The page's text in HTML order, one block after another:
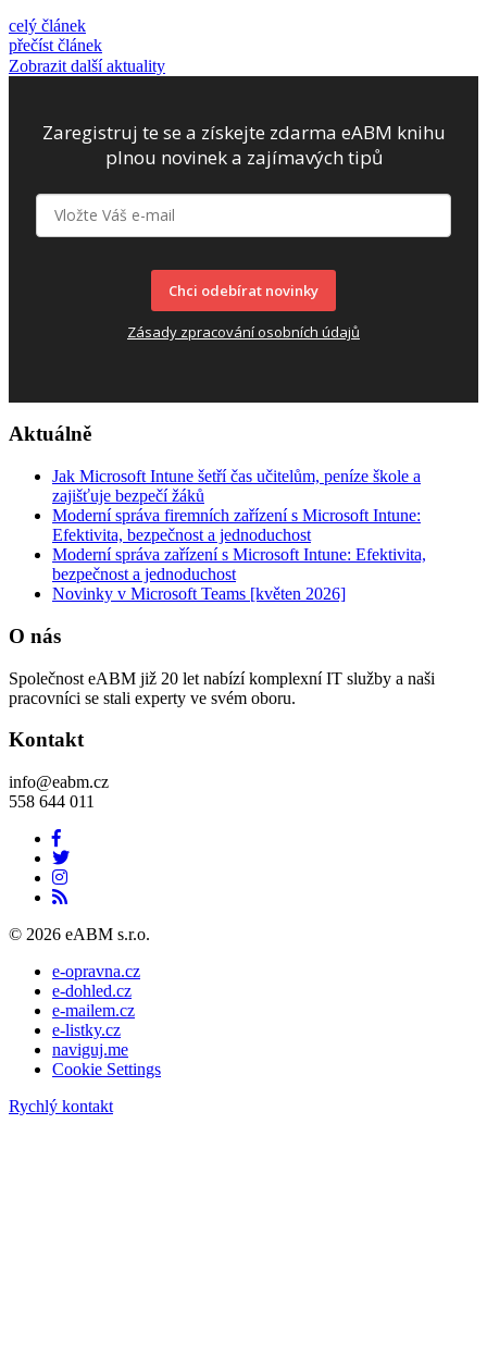
celý článek
přečíst článek
Zobrazit další aktuality
Zaregistruj te se a získejte zdarma eABM knihu
plnou novinek a zajímavých tipů
Chci odebírat novinky
Zásady zpracování osobních údajů
Aktuálně
Jak Microsoft Intune šetří čas učitelům, peníze škole a
zajišťuje bezpečí žáků
Moderní správa firemních zařízení s Microsoft Intune:
Efektivita, bezpečnost a jednoduchost
Moderní správa zařízení s Microsoft Intune: Efektivita,
bezpečnost a jednoduchost
Novinky v Microsoft Teams [květen 2026]
O nás
Společnost eABM již 20 let nabízí komplexní IT služby a naši
pracovníci se stali experty ve svém oboru.
Kontakt
info@eabm.cz
558 644 011
© 2026 eABM s.r.o.
e-opravna.cz
e-dohled.cz
e-mailem.cz
e-listky.cz
naviguj.me
Cookie Settings
Rychlý kontakt